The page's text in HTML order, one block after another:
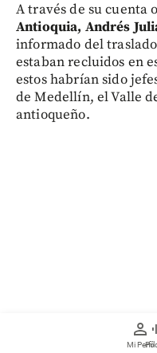
person
Mi Perfil
A través de su cuenta
Antioquia, Andrés
informado del
estaban recluidos en
estos habrían sido
de Medellín, el Valle
antioqueño.